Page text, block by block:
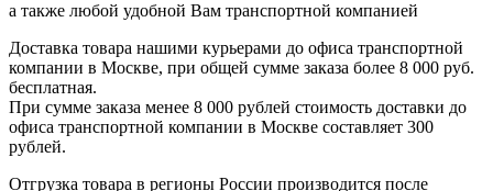
а также любой удобной Вам транспортной компанией
Доставка товара нашими курьерами до офиса транспортной
компании в Москве, при общей сумме заказа более 8 000 руб.
бесплатная.
При сумме заказа менее 8 000 рублей стоимость доставки до
офиса транспортной компании в Москве составляет 300
рублей.
Отгрузка товара в регионы России производится после